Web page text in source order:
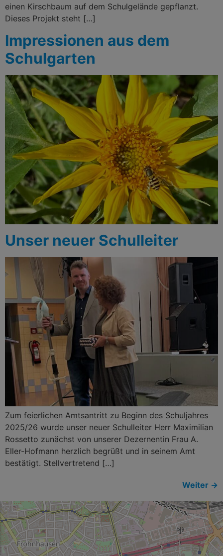
einen Kirschbaum auf dem Schulgelände gepflanzt.
Dieses Projekt steht […]
Impressionen aus dem
Schulgarten
Unser neuer Schulleiter
Zum feierlichen Amtsantritt zu Beginn des Schuljahres
2025/26 wurde unser neuer Schulleiter Herr Maximilian
Rossetto zunächst von unserer Dezernentin Frau A.
Eller-Hofmann herzlich begrüßt und in seinem Amt
bestätigt. Stellvertretend […]
Weiter →